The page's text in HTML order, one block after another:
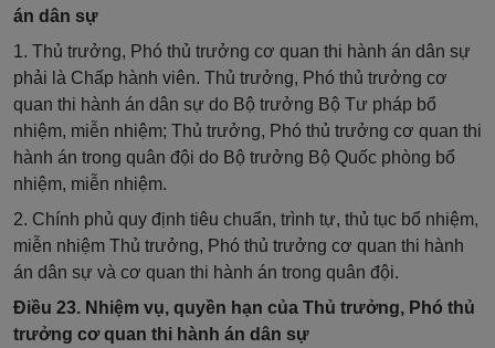
án dân sự
1. Thủ trưởng, Phó thủ trưởng cơ quan thi hành án dân sự
phải là Chấp hành viên. Thủ trưởng, Phó thủ trưởng cơ
quan thi hành án dân sự do Bộ trưởng Bộ Tư pháp bổ
nhiệm, miễn nhiệm; Thủ trưởng, Phó thủ trưởng cơ quan thi
hành án trong quân đội do Bộ trưởng Bộ Quốc phòng bổ
nhiệm, miễn nhiệm.
2. Chính phủ quy định tiêu chuẩn, trình tự, thủ tục bổ nhiệm,
miễn nhiệm Thủ trưởng, Phó thủ trưởng cơ quan thi hành
án dân sự và cơ quan thi hành án trong quân đội.
Điều 23. Nhiệm vụ, quyền hạn của Thủ trưởng, Phó thủ
trưởng cơ quan thi hành án dân sự